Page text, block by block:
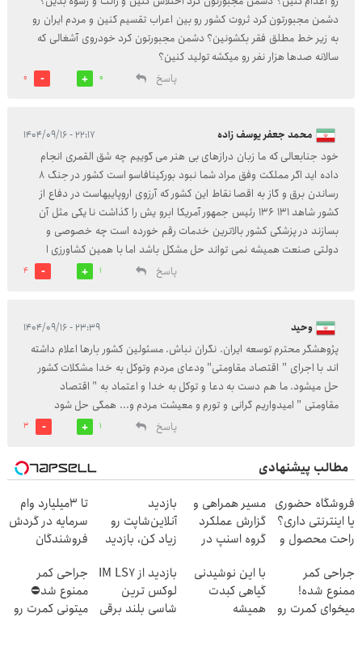
دشمن مجبورتون کرد ثروت کشور رو بین اعراب تقسیم کنین و مردم ایران رو
به زیر خط مطلق فقر بکشونین؟ دشمن مجبورتون کرد خودروی آشغالی که
سالانه صدها هزار نفر رو میکشه تولید کنین؟
پاسخ
0
0
محمد جعفر یوسف زاده ۲۲:۱۷ - ۱۴۰۴/۰۹/۱۶
خود جنابعالی که ما زبان درازهای بی هنر می گوییم چه شق القمری انجام
داده اید اگر مملکت وفق مراد شما نبود بورکینافاسو است کشور در جنگ ۸
رساندن برق و گاز به اقصا نقاط این کشور که آرزوی اروپاییهاست در دفاع از
کشور شاهد ۱۳۱ ۱۳۶ رئیس جمهور آمریکا ابرو یش را گذاشت نا یکی مثل آن
بسازند در پزشکی کشور بالاترین خدمات رقم خورده است چه خصوصی و
دولتی صنعت همیشه نمی تواند حل مشکل باشد اما با همین کشاورزی ا
پاسخ
1
4
وحید ۲۳:۳۹ - ۱۴۰۴/۰۹/۱۶
پژوهشگر محترم توسعه ایران. نگران نباش. مسئولین کشور بارها اعلام داشته
اند با اجرای " اقتصاد مقاومتی" ودعای مردم وتوکل به خدا مشکلات کشور
حل میشود. ما هم دست به دعا و توکل به خدا و اعتماد به " اقتصاد
مقاومتی " امیدواریم گرانی و تورم و معیشت مردم و... همگی حل شود
پاسخ
1
3
مطالب پیشنهادی
فروشگاه حضوری
یا اینترنتی داری؟
راحت محصول و
بفروش
مسیر همراهی و
گزارش عملکرد
گروه اسنپ در
بازدید
آنلاین‌شاپت رو
زیاد کن، بازدید
بیشتر
تا 3میلیارد وام
سرمایه در گردش
فروشندگان
جراحی کمر
ممنوع شده!
میخوای کمرت رو
با این نوشیدنی
گیاهی کبدت
همیشه
بازدید از IM LS7
لوکس ترین
شاسی بلند برقی
جراحی کمر
ممنوع شد⛔
میتونی کمرت رو